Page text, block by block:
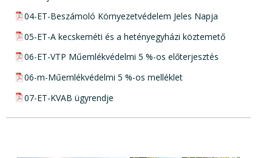
pdf csatolmány:
04-ET-Beszámoló Környezetvédelem Jeles Napja
pdf csatolmány:
05-ET-A kecskeméti és a hetényegyházi köztemető
pdf csatolmány:
06-ET-VTP Műemlékvédelmi 5 %-os előterjesztés
pdf csatolmány:
06-m-Műemlékvédelmi 5 %-os melléklet
pdf csatolmány:
07-ET-KVAB ügyrendje